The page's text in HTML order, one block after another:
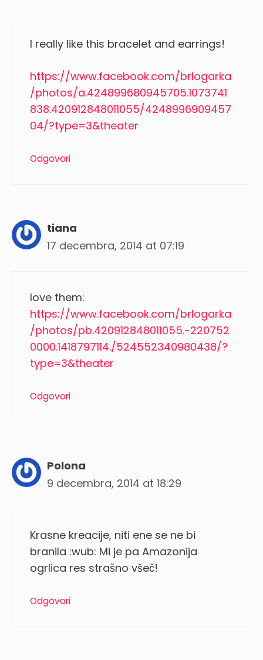
I really like this bracelet and earrings!
https://www.facebook.com/brlogarka
/photos/a.424899680945705.1073741
838.420912848011055/4248996909457
04/?type=3&theater
Odgovori
tiana
17 decembra, 2014 at 07:19
love them:
https://www.facebook.com/brlogarka
/photos/pb.420912848011055.-220752
0000.1418797114./524552340980438/?
type=3&theater
Odgovori
Polona
9 decembra, 2014 at 18:29
Krasne kreacije, niti ene se ne bi
branila :wub: Mi je pa Amazonija
ogrlica res strašno všeč!
Odgovori